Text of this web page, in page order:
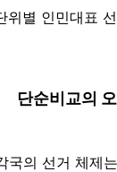
위별 인민대표
단순비교의
국의 선거 체제